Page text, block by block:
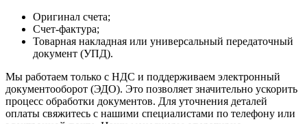
Оригинал счета;
Счет-фактура;
Товарная накладная или универсальный передаточный
документ (УПД).
Мы работаем только с НДС и поддерживаем электронный
документооборот (ЭДО). Это позволяет значительно ускорить
процесс обработки документов. Для уточнения деталей
оплаты свяжитесь с нашими специалистами по телефону или